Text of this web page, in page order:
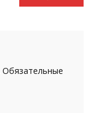
Обязательные